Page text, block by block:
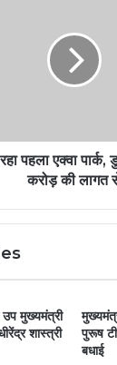
पहला एक्वा
करोड़ की लागत
मुख्यमंत्री
शास्त्री
पुरूष
बधाई